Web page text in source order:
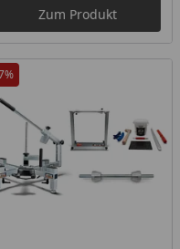
Zum Produkt